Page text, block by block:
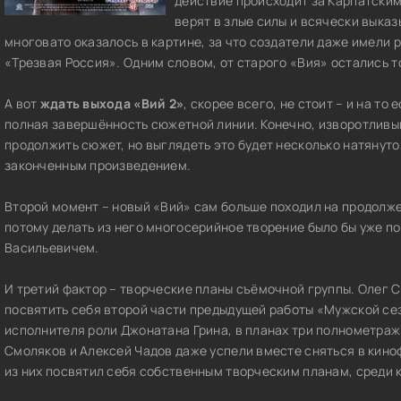
верят в злые силы и всячески
многовато оказалось в картине, за что создатели даже
«Трезвая Россия». Одним словом, от старого «Вия» остались
А вот ждать выхода «Вий 2», скорее всего, не стоит – и на то
полная завершённость сюжетной линии. Конечно,
продолжить сюжет, но выглядеть это будет несколько
законченным произведением.
Второй момент – новый «Вий» сам больше походил на
потому делать из него многосерийное творение было бы уже
Васильевичем.
И третий фактор – творческие планы съёмочной группы. Олег
посвятить себя второй части предыдущей работы «Мужской
исполнителя роли Джонатана Грина, в планах три
Смоляков и Алексей Чадов даже успели вместе сняться в
из них посвятил себя собственным творческим планам, среди